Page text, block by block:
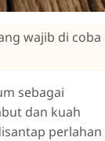
wajib di coba
sebagai
dan kuah
perlahan